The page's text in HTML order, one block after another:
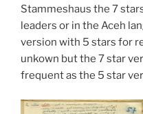
Stammeshaus the 7
leaders or in the Aceh
version with 5 stars for
unkown but the 7 star
frequent as the 5 star